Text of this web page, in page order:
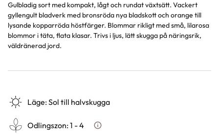
Gulbladig sort med kompakt, lågt och rundat växtsätt. Vackert
gyllengult bladverk med bronsröda nya bladskott och orange till
lysande kopparröda höstfärger. Blommar rikligt med små, lilarosa
blommor i täta, flata klasar. Trivs i ljus, lätt skugga på näringsrik,
väldränerad jord.
Läge:Sol till halvskugga
Odlingszon:1 - 4 Vad är odlingszon?